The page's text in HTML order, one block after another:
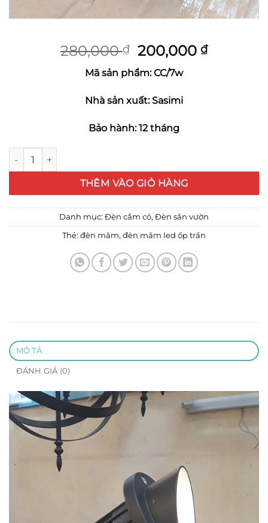
280,000₫ Giá
gốc
là:
280,000 ₫.
200,000₫Giá
Mã sản phẩm: CC/7w
Nhà sản xuất: Sasimi
Bảo hành: 12 tháng
Đèn cắm cỏ 7w số lượng
THÊM VÀO GIỎ HÀNG
Danh mục: Đèn cắm cỏ, Đèn sân vườn
Thẻ: đèn mâm, đèn mâm led ốp trần
MÔ TẢ
ĐÁNH GIÁ (0)